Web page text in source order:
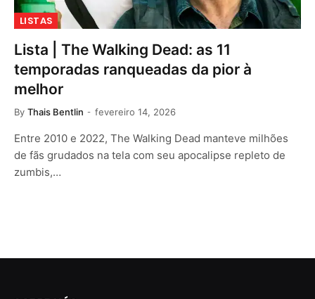
LISTAS
Lista | The Walking Dead: as 11
temporadas ranqueadas da pior à
melhor
By Thais Bentlin fevereiro 14, 2026
Entre 2010 e 2022, The Walking Dead manteve milhões
de fãs grudados na tela com seu apocalipse repleto de
zumbis,…